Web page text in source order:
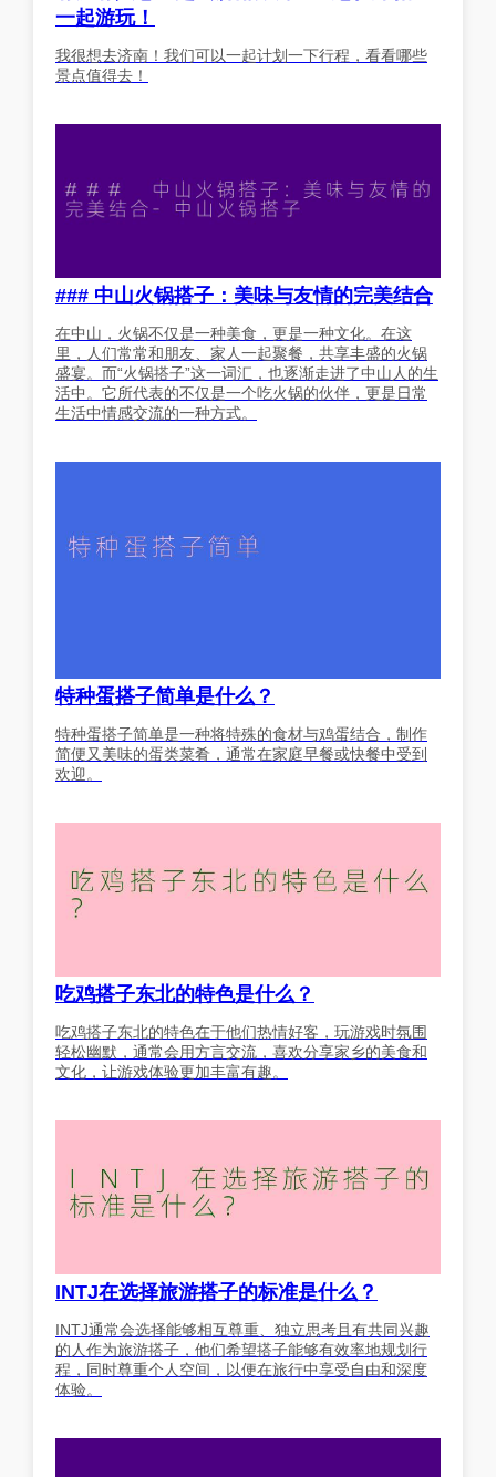
一起游玩！
我很想去济南！我们可以一起计划一下行程，看看哪些
景点值得去！
### 中山火锅搭子：美味与友情的完美结合
在中山，火锅不仅是一种美食，更是一种文化。在这
里，人们常常和朋友、家人一起聚餐，共享丰盛的火锅
盛宴。而“火锅搭子”这一词汇，也逐渐走进了中山人的生
活中。它所代表的不仅是一个吃火锅的伙伴，更是日常
生活中情感交流的一种方式。
特种蛋搭子简单是什么？
特种蛋搭子简单是一种将特殊的食材与鸡蛋结合，制作
简便又美味的蛋类菜肴，通常在家庭早餐或快餐中受到
欢迎。
吃鸡搭子东北的特色是什么？
吃鸡搭子东北的特色在于他们热情好客，玩游戏时氛围
轻松幽默，通常会用方言交流，喜欢分享家乡的美食和
文化，让游戏体验更加丰富有趣。
INTJ在选择旅游搭子的标准是什么？
INTJ通常会选择能够相互尊重、独立思考且有共同兴趣
的人作为旅游搭子，他们希望搭子能够有效率地规划行
程，同时尊重个人空间，以便在旅行中享受自由和深度
体验。